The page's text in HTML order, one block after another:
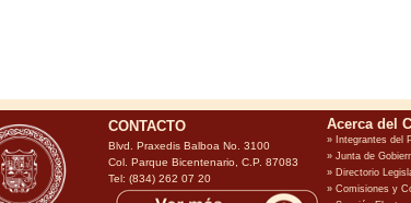
CONTACTO
Blvd. Praxedis Balboa No. 3100
Col. Parque Bicentenario, C.P. 87083
Tel: (834) 262 07 20